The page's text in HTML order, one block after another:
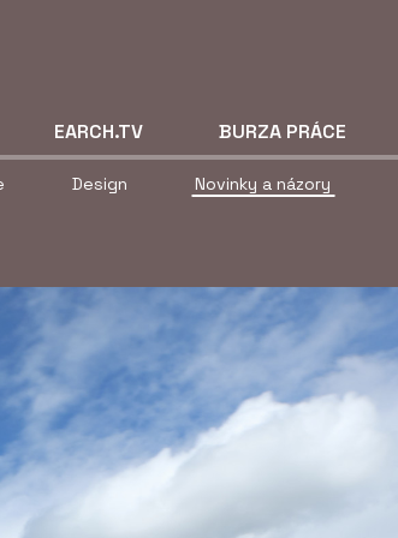
Design Novinky a názory
EARCH.TV BURZA PRÁCE